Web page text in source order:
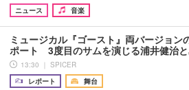
ニュース
音楽
ミュージカル『ゴースト』両バージョン
ポート 3度目のサムを演じる浦井健治
13:30 ｜ SPICER
レポート
舞台